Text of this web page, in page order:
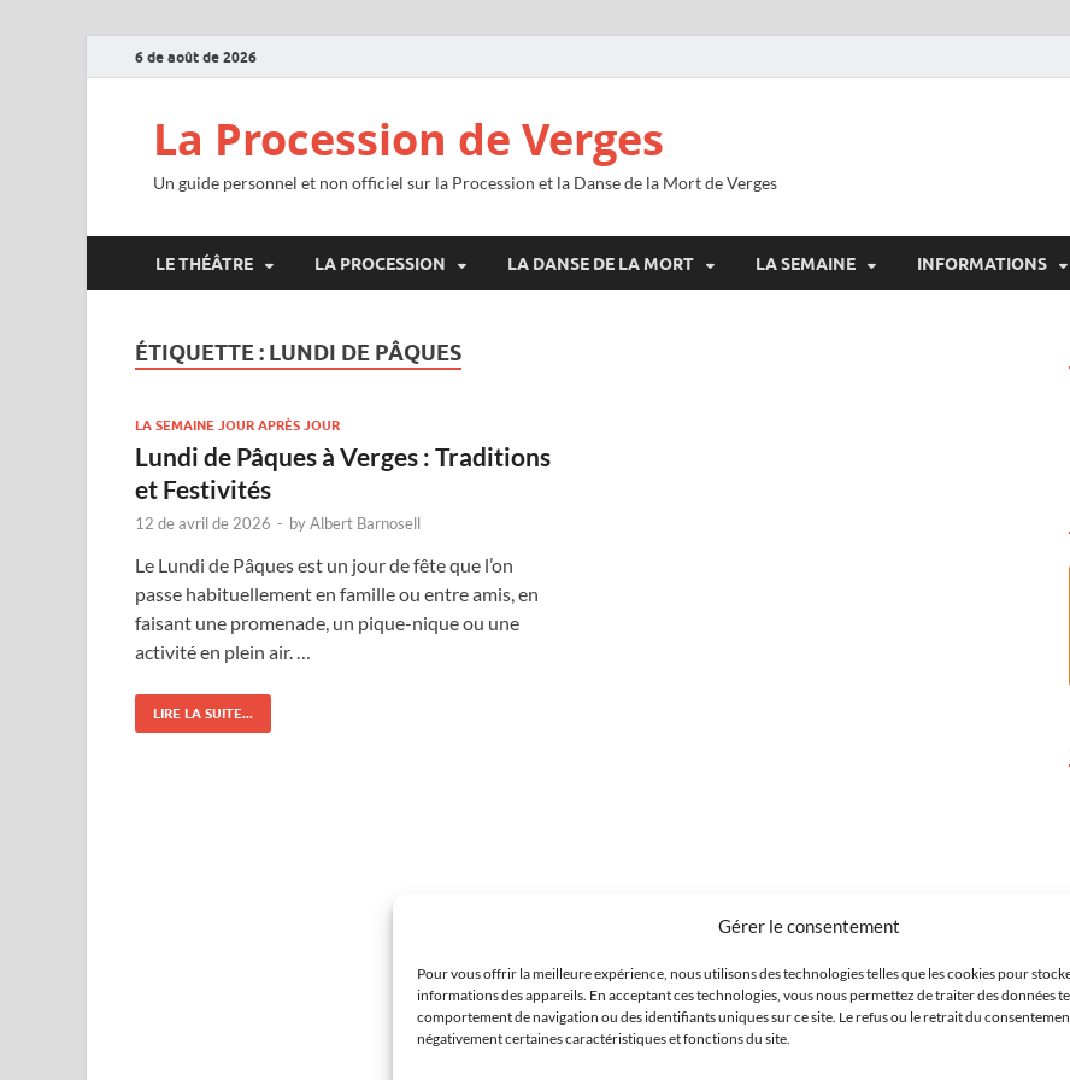
Gérer le consentement
Pour vous offrir la meilleure expérience, nous utilisons des technologies telles que les cookies pour
informations des appareils. En acceptant ces technologies, vous nous permettez de traiter des données
comportement de navigation ou des identifiants uniques sur ce site. Le refus ou le retrait du
négativement certaines caractéristiques et fonctions du site.
6 de août de 2026
La Procession de Verges
Un guide personnel et non officiel sur la Procession et la Danse de la Mort de Verges
LE THÉÂTRE LA PROCESSION LA DANSE DE LA MORT LA SEMAINE INFORMATIONS
ÉTIQUETTE : LUNDI DE PÂQUES
LA SEMAINE JOUR APRÈS JOUR
Lundi de Pâques à Verges : Traditions
et Festivités
12 de avril de 2026 - byAlbert Barnosell
Le Lundi de Pâques est un jour de fête que l’on
passe habituellement en famille ou entre amis, en
faisant une promenade, un pique-nique ou une
activité en plein air. …
LIRE LA SUITE...